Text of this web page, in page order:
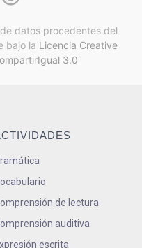
datos procedentes del
bajo la Licencia Creative
3.0
de lectura
auditiva
escrita